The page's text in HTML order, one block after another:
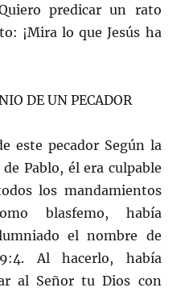
predicar un rato
¡Mira lo que Jesús ha
DE UN PECADOR
este pecador Según la
Pablo, él era culpable
los mandamientos
blasfemo, había
el nombre de
Al hacerlo, había
al Señor tu Dios con